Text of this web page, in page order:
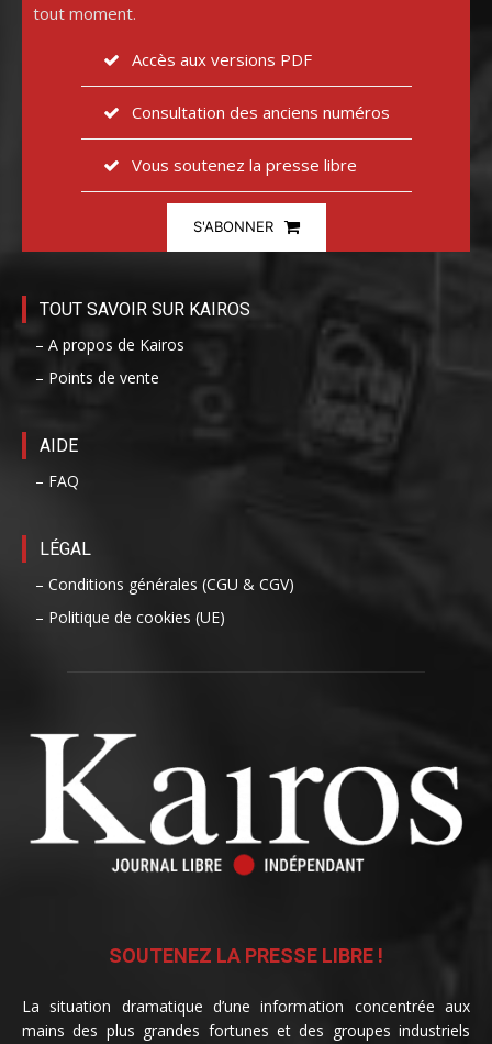
tout moment.
Accès aux versions PDF
Consultation des anciens numéros
Vous soutenez la presse libre
S'ABONNER
TOUT SAVOIR SUR KAIROS
– A propos de Kairos
– Points de vente
AIDE
– FAQ
LÉGAL
– Conditions générales (CGU & CGV)
– Politique de cookies (UE)
SOUTENEZ LA PRESSE LIBRE !
La situation dramatique d’une information concentrée aux
mains des plus grandes fortunes et des groupes industriels